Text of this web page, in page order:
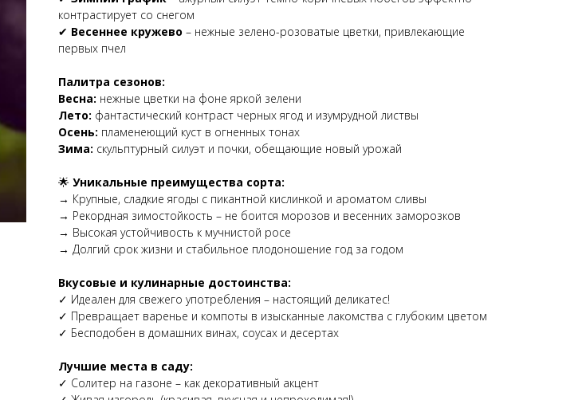
контрастирует со снегом
✔ Весеннее кружево – нежные зелено-розоватые цветки, привлекающие
первых пчел
Палитра сезонов:
Весна: нежные цветки на фоне яркой зелени
Лето: фантастический контраст черных ягод и изумрудной листвы
Осень: пламенеющий куст в огненных тонах
Зима: скульптурный силуэт и почки, обещающие новый урожай
🌟 Уникальные преимущества сорта:
→ Крупные, сладкие ягоды с пикантной кислинкой и ароматом сливы
→ Рекордная зимостойкость – не боится морозов и весенних заморозков
→ Высокая устойчивость к мучнистой росе
→ Долгий срок жизни и стабильное плодоношение год за годом
Вкусовые и кулинарные достоинства:
✓ Идеален для свежего употребления – настоящий деликатес!
✓ Превращает варенье и компоты в изысканные лакомства с глубоким цветом
✓ Бесподобен в домашних винах, соусах и десертах
Лучшие места в саду:
✓ Солитер на газоне – как декоративный акцент